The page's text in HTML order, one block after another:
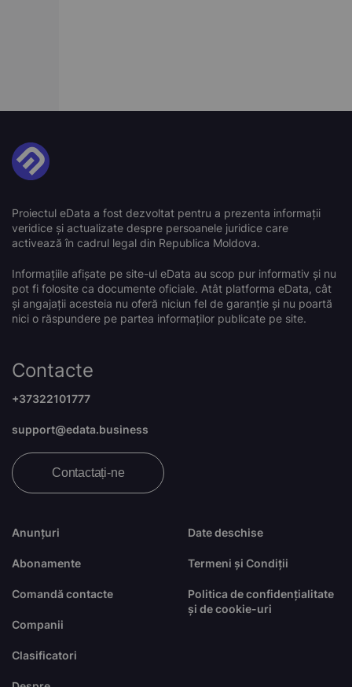
Proiectul eData a fost dezvoltat pentru a prezenta informații
veridice și actualizate despre persoanele juridice care
activează în cadrul legal din Republica Moldova.
Informațiile afișate pe site-ul eData au scop pur informativ și nu
pot fi folosite ca documente oficiale. Atât platforma eData, cât
și angajații acesteia nu oferă niciun fel de garanție și nu poartă
nici o răspundere pe partea informaților publicate pe site.
Anunțuri
Abonamente
Comandă contacte
Companii
Clasificatori
Date deschise
Termeni și Condiții
Politica de confidențialitate
și de cookie-uri
Contacte
+37322101777
support@edata.business
Contactați-ne